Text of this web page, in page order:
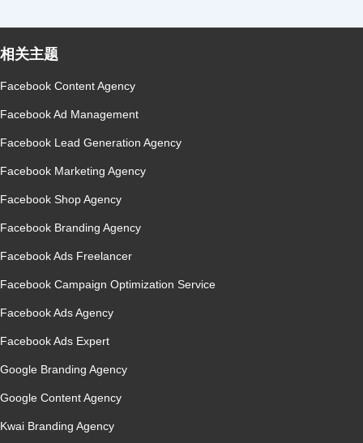
相关主题
Facebook Content Agency
Facebook Ad Management
Facebook Lead Generation Agency
Facebook Marketing Agency
Facebook Shop Agency
Facebook Branding Agency
Facebook Ads Freelancer
Facebook Campaign Optimization Service
Facebook Ads Agency
Facebook Ads Expert
Google Branding Agency
Google Content Agency
Kwai Branding Agency